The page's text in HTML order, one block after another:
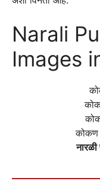
Narali
Images
कोकण
नारळी